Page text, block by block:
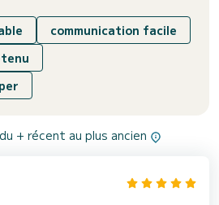
communication facile
+ récent au plus ancien